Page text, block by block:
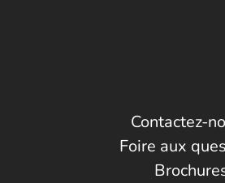
Contactez-
Foire aux